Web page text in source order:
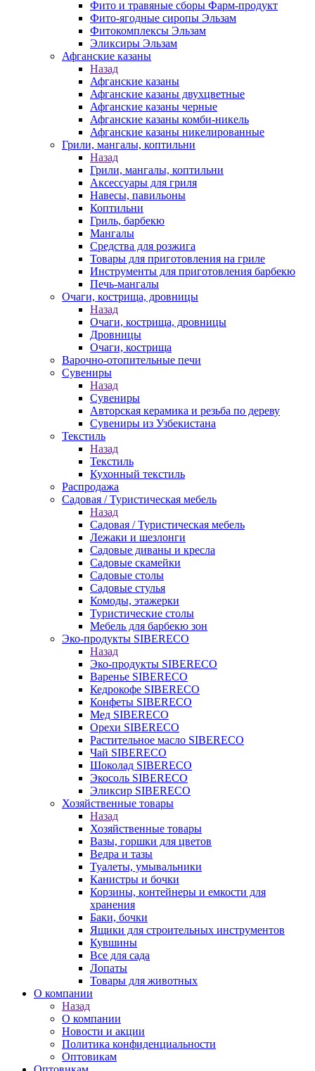
Фито и травяные сборы Фарм-продукт
Фито-ягодные сиропы Эльзам
Фитокомплексы Эльзам
Эликсиры Эльзам
Афганские казаны
Назад
Афганские казаны
Афганские казаны двухцветные
Афганские казаны черные
Афганские казаны комби-никель
Афганские казаны никелированные
Грили, мангалы, коптильни
Назад
Грили, мангалы, коптильни
Аксессуары для гриля
Навесы, павильоны
Коптильни
Гриль, барбекю
Мангалы
Средства для розжига
Товары для приготовления на гриле
Инструменты для приготовления барбекю
Печь-мангалы
Очаги, кострища, дровницы
Назад
Очаги, кострища, дровницы
Дровницы
Очаги, кострища
Варочно-отопительные печи
Сувениры
Назад
Сувениры
Авторская керамика и резьба по дереву
Сувениры из Узбекистана
Текстиль
Назад
Текстиль
Кухонный текстиль
Распродажа
Садовая / Туристическая мебель
Назад
Садовая / Туристическая мебель
Лежаки и шезлонги
Садовые диваны и кресла
Садовые скамейки
Садовые столы
Садовые стулья
Комоды, этажерки
Туристические столы
Мебель для барбекю зон
Эко-продукты SIBERECO
Назад
Эко-продукты SIBERECO
Варенье SIBERECO
Кедрокофе SIBERECO
Конфеты SIBERECO
Мед SIBERECO
Орехи SIBERECO
Растительное масло SIBERECO
Чай SIBERECO
Шоколад SIBERECO
Экосоль SIBERECO
Эликсир SIBERECO
Хозяйственные товары
Назад
Хозяйственные товары
Вазы, горшки для цветов
Ведра и тазы
Туалеты, умывальники
Канистры и бочки
Корзины, контейнеры и емкости для
хранения
Баки, бочки
Ящики для строительных инструментов
Кувшины
Все для сада
Лопаты
Товары для животных
О компании
Назад
О компании
Новости и акции
Политика конфиденциальности
Оптовикам